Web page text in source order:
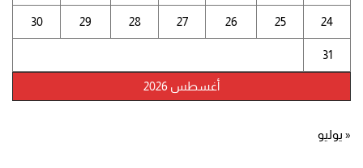
أغسطس 2026
24
25
26
27
28
29
30
31
« يوليو